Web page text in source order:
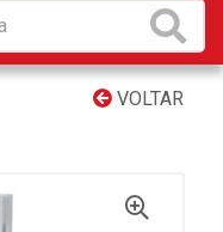
VOLTAR